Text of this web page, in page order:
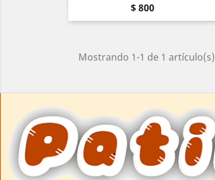
Precio
$ 800
NegroAzul
Mostrando 1-1 de 1 artículo(s)